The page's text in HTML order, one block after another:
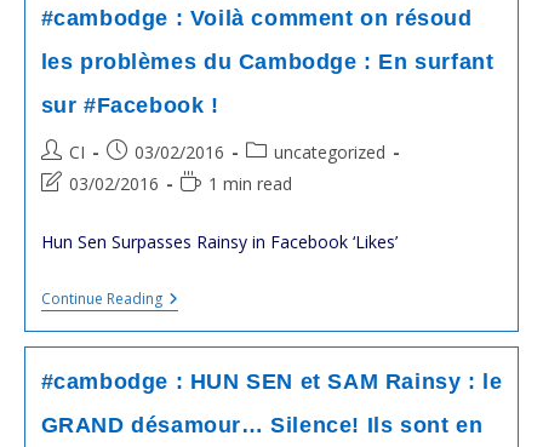
Sur
RFA
#cambodge : Voilà comment on résoud
les problèmes du Cambodge : En surfant
sur #Facebook !
Post
author:
CI
Post
published:
03/02/2016
Post
category:
uncategorized
Post
modified:
03/02/2016
Reading1 min read
Hun Sen Surpasses Rainsy in Facebook ‘Likes’
Continue Reading#cambodge
:
Voilà
On
Résoud
Les
Problèmes
#cambodge : HUN SEN et SAM Rainsy : le
GRAND désamour… Silence! Ils sont en